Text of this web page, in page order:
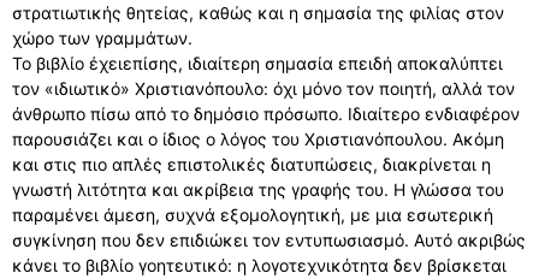
στρατιωτικής θητείας, καθώς και η σημασία της φιλίας στον
χώρο των γραμμάτων.
Το βιβλίο έχειεπίσης, ιδιαίτερη σημασία επειδή αποκαλύπτει
τον «ιδιωτικό» Χριστιανόπουλο: όχι μόνο τον ποιητή, αλλά τον
άνθρωπο πίσω από το δημόσιο πρόσωπο. Ιδιαίτερο ενδιαφέρον
παρουσιάζει και ο ίδιος ο λόγος του Χριστιανόπουλου. Ακόμη
και στις πιο απλές επιστολικές διατυπώσεις, διακρίνεται η
γνωστή λιτότητα και ακρίβεια της γραφής του. Η γλώσσα του
παραμένει άμεση, συχνά εξομολογητική, με μια εσωτερική
συγκίνηση που δεν επιδιώκει τον εντυπωσιασμό. Αυτό ακριβώς
κάνει το βιβλίο γοητευτικό: η λογοτεχνικότητα δεν βρίσκεται